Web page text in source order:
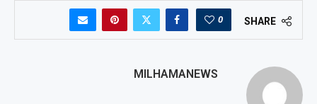
SHARE
0
MILHAMANEWS